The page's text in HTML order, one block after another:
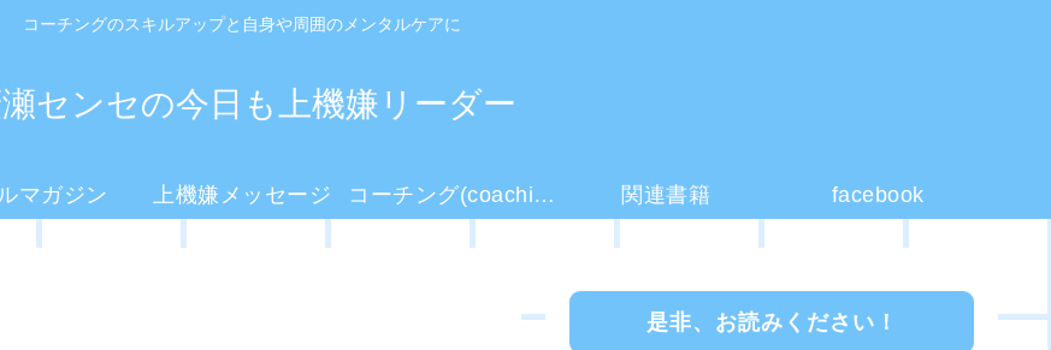
コーチングのスキルアップと自身や周囲のメンタルケアに
センセの今日も上機嫌リーダー
マガジン 上機嫌メッセージ コーチング(coaching)とは？ 関連書籍 facebook
是非、お読みください！